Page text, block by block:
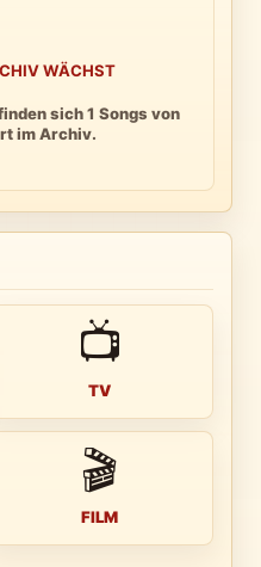
WÄCHST
sich 1 Songs von
im Archiv.
📺
TV
🎬
FILM